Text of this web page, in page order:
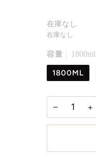
在庫なし
在庫なし
容量 1800ml
1800ML
− +